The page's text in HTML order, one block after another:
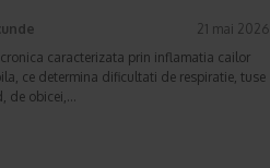
21 mai 2026
caracterizata prin inflamatia cailor
ce determina dificultati de respiratie, tuse
de obicei,…